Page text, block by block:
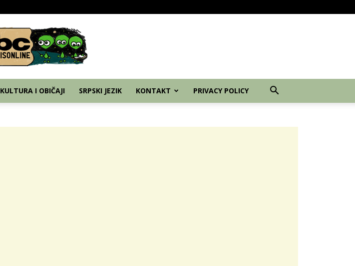
abc
KULTURA I OBIČAJI SRPSKI JEZIK KONTAKT PRIVACY POLICY